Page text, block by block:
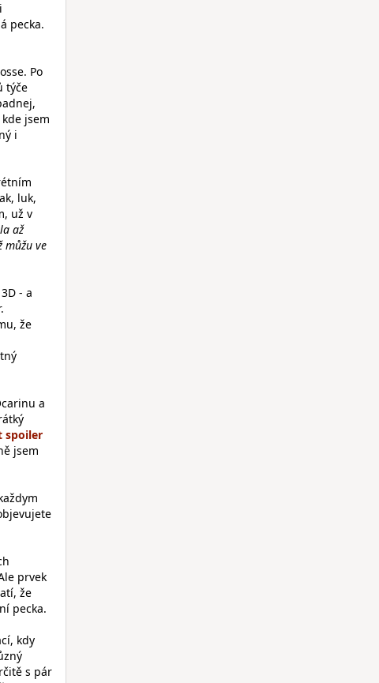
pecka.
Po
týče
jsem
i
luk,
už v
až
můžu ve
- a
že
a
jsem
prvek
že
pecka.
kdy
s pár